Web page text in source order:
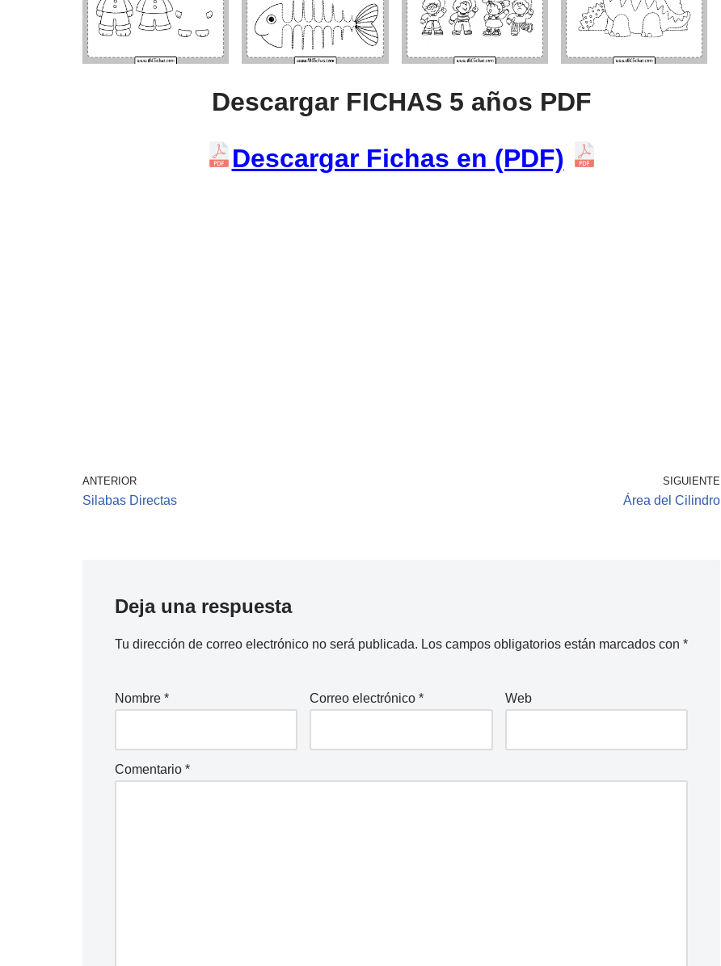
Descargar FICHAS 5 años PDF
Descargar Fichas en (PDF)
ANTERIOR
Silabas Directas
SIGUIENTE
Área del Cilindro
Deja una respuesta
Tu dirección de correo electrónico no será publicada. Los campos obligatorios están marcados con *
Nombre * Correo electrónico* Web
Comentario *